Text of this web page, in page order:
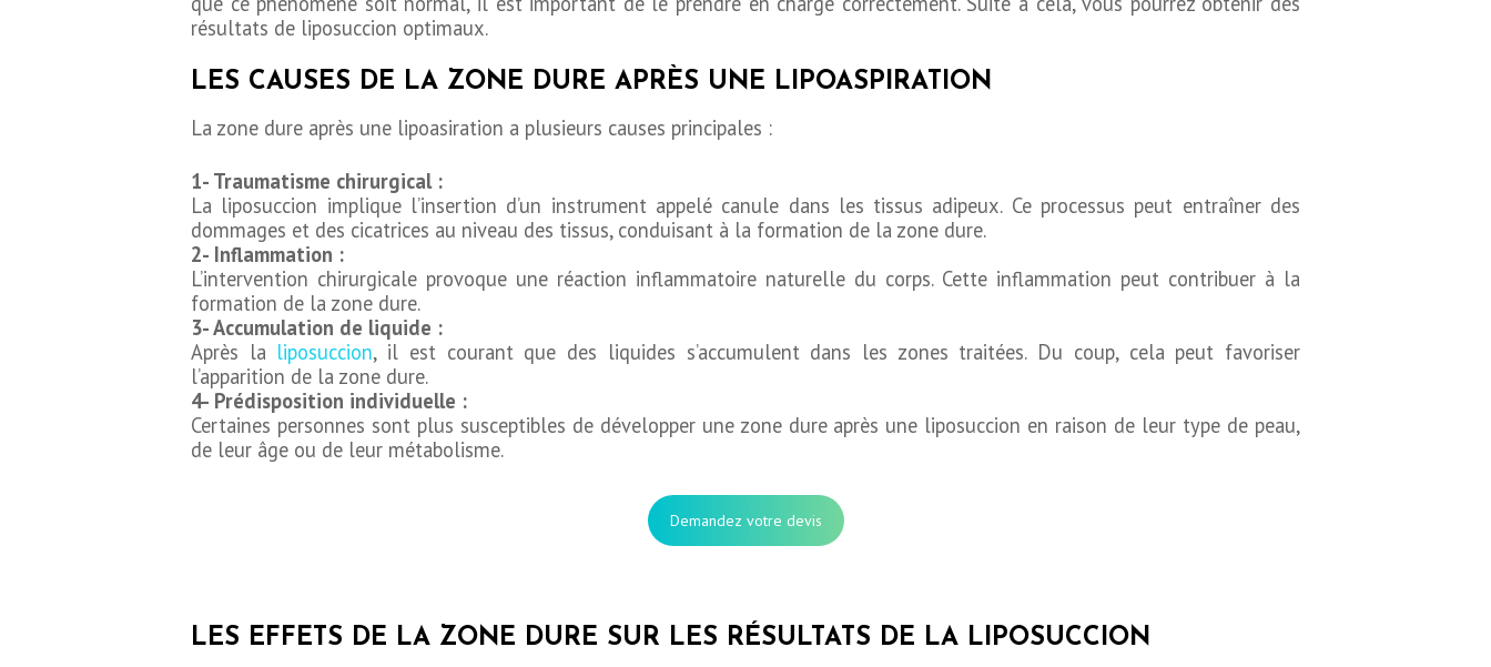
CHIRURGIE
résultats de liposuccion optimaux.
LES CAUSES DE LA ZONE DURE APRÈS UNE LIPOASPIRATION
La zone dure après une lipoasiration a plusieurs causes principales :
1- Traumatisme chirurgical :
La liposuccion implique l’insertion d’un instrument appelé canule dans les tissus adipeux. Ce processus peut entraîner des
dommages et des cicatrices au niveau des tissus, conduisant à la formation de la zone dure.
2- Inflammation :
L’intervention chirurgicale provoque une réaction inflammatoire naturelle du corps. Cette inflammation peut contribuer à la
formation de la zone dure.
3- Accumulation de liquide :
Après la liposuccion, il est courant que des liquides s’accumulent dans les zones traitées. Du coup, cela peut favoriser
l’apparition de la zone dure.
4- Prédisposition individuelle :
Certaines personnes sont plus susceptibles de développer une zone dure après une liposuccion en raison de leur type de peau,
de leur âge ou de leur métabolisme.
Demandez votre devis
LES EFFETS DE LA ZONE DURE SUR LES RÉSULTATS DE LA LIPOSUCCION